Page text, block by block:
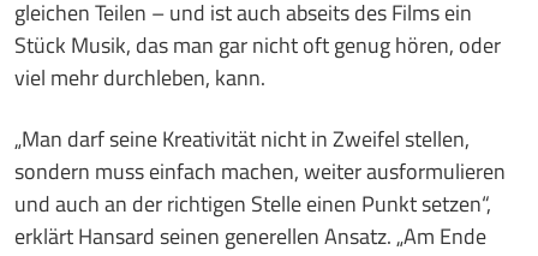
gleichen Teilen – und ist auch abseits des Films ein
Stück Musik, das man gar nicht oft genug hören, oder
viel mehr durchleben, kann.
„Man darf seine Kreativität nicht in Zweifel stellen,
sondern muss einfach machen, weiter ausformulieren
und auch an der richtigen Stelle einen Punkt setzen“,
erklärt Hansard seinen generellen Ansatz. „Am Ende